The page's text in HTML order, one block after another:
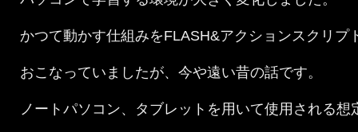
かつて動かす仕組みをFLASH&アクションスクリプ
おこなっていましたが、今や遠い昔の話です。
ノートパソコン、タブレットを用いて使用される想